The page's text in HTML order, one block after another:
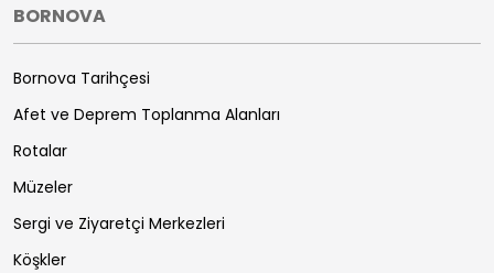
BORNOVA
Bornova Tarihçesi
Afet ve Deprem Toplanma Alanları
Rotalar
Müzeler
Sergi ve Ziyaretçi Merkezleri
Köşkler